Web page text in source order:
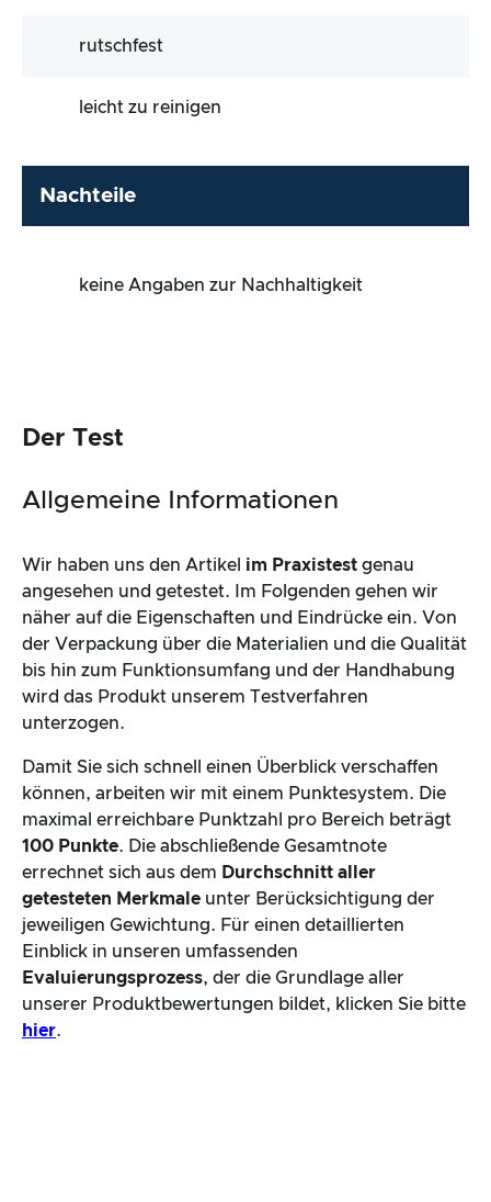
rutschfest
leicht zu reinigen
Nachteile
keine Angaben zur Nachhaltigkeit
Der Test
Allgemeine Informationen
Wir haben uns den Artikel im Praxistest genau
angesehen und getestet. Im Folgenden gehen wir
näher auf die Eigenschaften und Eindrücke ein. Von
der Verpackung über die Materialien und die Qualität
bis hin zum Funktionsumfang und der Handhabung
wird das Produkt unserem Testverfahren
unterzogen.
Damit Sie sich schnell einen Überblick verschaffen
können, arbeiten wir mit einem Punktesystem. Die
maximal erreichbare Punktzahl pro Bereich beträgt
100 Punkte. Die abschließende Gesamtnote
errechnet sich aus dem Durchschnitt aller
getesteten Merkmale unter Berücksichtigung der
jeweiligen Gewichtung. Für einen detaillierten
Einblick in unseren umfassenden
Evaluierungsprozess, der die Grundlage aller
unserer Produktbewertungen bildet, klicken Sie bitte
hier.